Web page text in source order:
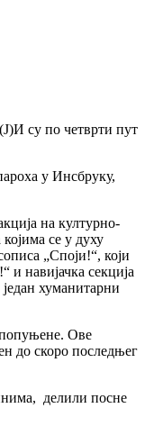
су по четврти пут
у Инсбруку,
на културно-
се у духу
„Споји!“, који
навијачка секција
хуманитарни
попуњене. Ове
до скоро последњег
делили посне